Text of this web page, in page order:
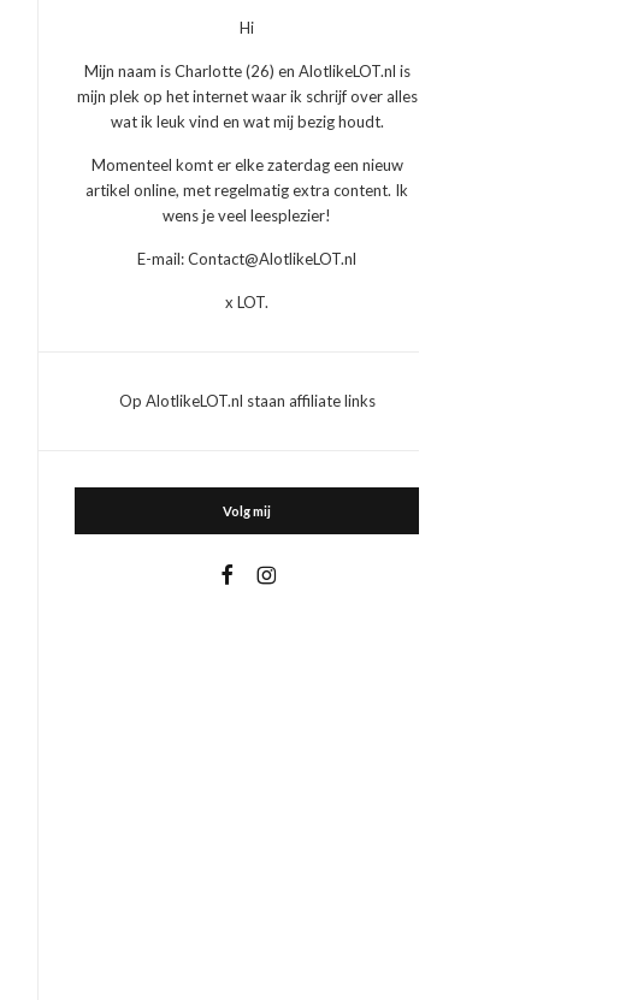
Hi
Mijn naam is Charlotte (26) en AlotlikeLOT.nl is
mijn plek op het internet waar ik schrijf over alles
wat ik leuk vind en wat mij bezig houdt.
Momenteel komt er elke zaterdag een nieuw
artikel online, met regelmatig extra content. Ik
wens je veel leesplezier!
E-mail: Contact@AlotlikeLOT.nl
x LOT.
Op AlotlikeLOT.nl staan affiliate links
Volg mij